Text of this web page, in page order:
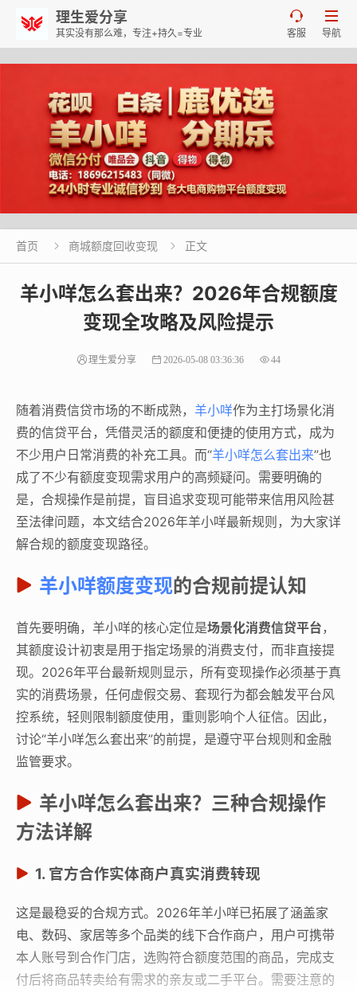
理生爱分享
其实没有那么难，专注+持久=专业

导航

客服
首页  商城额度回收变现  正文
羊小咩怎么套出来？2026年合规额度
变现全攻略及风险提示
理生爱分享 2026-05-08 03:36:36 44
随着消费信贷市场的不断成熟， 羊小咩作为主打场景化消
费的信贷平台，凭借灵活的额度和便捷的使用方式，成为
不少用户日常消费的补充工具。而“羊小咩怎么套出来”也
成了不少有额度变现需求用户的高频疑问。需要明确的
是，合规操作是前提，盲目追求变现可能带来信用风险甚
至法律问题，本文结合2026年羊小咩最新规则，为大家详
解合规的额度变现路径。
羊小咩额度变现的合规前提认知
首先要明确，羊小咩的核心定位是场景化消费信贷平台，
其额度设计初衷是用于指定场景的消费支付，而非直接提
现。2026年平台最新规则显示，所有变现操作必须基于真
实的消费场景，任何虚假交易、套现行为都会触发平台风
控系统，轻则限制额度使用，重则影响个人征信。因此，
讨论“羊小咩怎么套出来”的前提，是遵守平台规则和金融
监管要求。
羊小咩怎么套出来？三种合规操作
方法详解
1. 官方合作实体商户真实消费转现
这是最稳妥的合规方式。2026年羊小咩已拓展了涵盖家
电、数码、家居等多个品类的线下合作商户，用户可携带
本人账号到合作门店，选购符合额度范围的商品，完成支
付后将商品转卖给有需求的亲友或二手平台。需要注意的